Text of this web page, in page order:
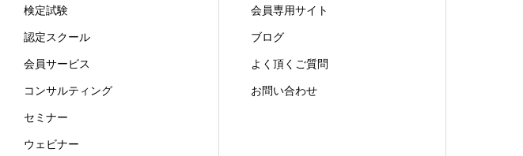
検定試験
認定スクール
会員サービス
コンサルティング
セミナー
ウェビナー
会員専用サイト
ブログ
よく頂くご質問
お問い合わせ